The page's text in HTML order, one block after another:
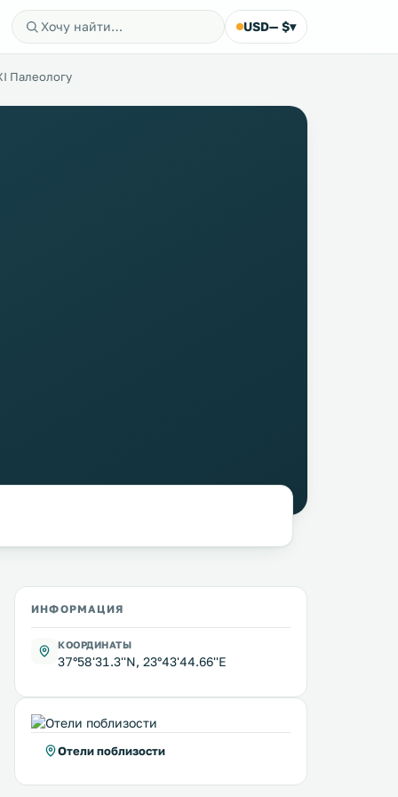
USD— $▾
Палеологу
ИНФОРМАЦИЯ
КООРДИНАТЫ
37°58'31.3''N, 23°43'44.66''E
Отели поблизости